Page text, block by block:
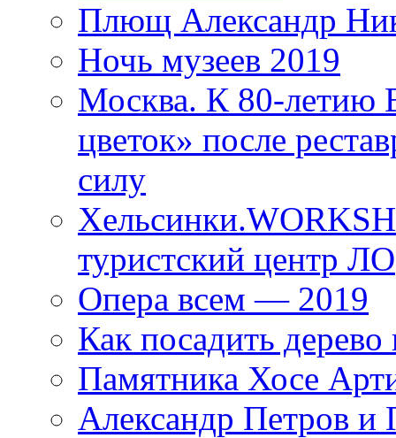
Плющ Александр
Ночь музеев 2019
Москва. К 80-
цветок» после
силу
туристский центр ЛО
Опера всем — 2019
Как посадить дерево
Памятника Хосе
Александр Петров и